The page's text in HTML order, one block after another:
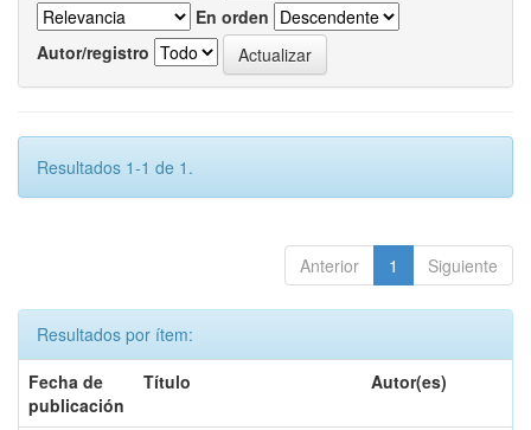
En orden
Autor/registro
Resultados 1-1 de 1.
Anterior 1 Siguiente
Resultados por ítem:
Fecha de
publicación
Título Autor(es)